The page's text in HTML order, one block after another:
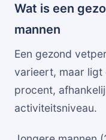
Wat is een
mannen
Een gezond
varieert, maar ligt
procent,
activiteitsniveau.